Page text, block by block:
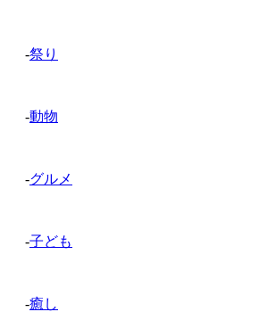
-祭り
-動物
-グルメ
-子ども
-癒し